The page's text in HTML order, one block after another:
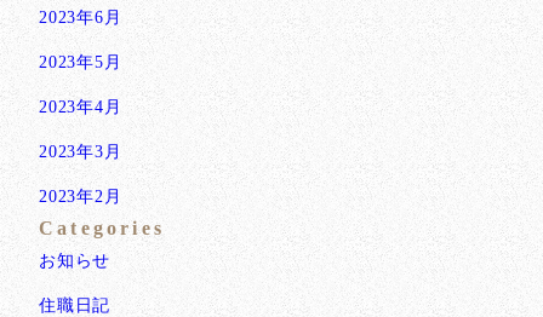
2023年6月
2023年5月
2023年4月
2023年3月
2023年2月
Categories
お知らせ
住職日記